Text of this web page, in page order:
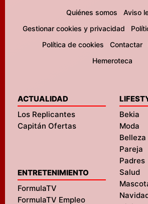
Quiénes somos
Aviso
Gestionar cookies y privacidad
Política de cookies
Contactar
Hemeroteca
ACTUALIDAD
Los Replicantes
Capitán Ofertas
ENTRETENIMIENTO
FormulaTV
FormulaTV Empleo
Bekia
Moda
Belleza
Pareja
Padres
Salud